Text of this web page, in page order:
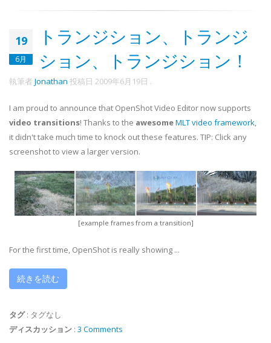
19
6月
トランジション、トランジ
ション、トランジション！
執筆者 Jonathan 投稿日 2009年6月19日 .
I am proud to announce that OpenShot Video Editor now supports
video transitions! Thanks to the awesomeMLT video framework,
it didn't take much time to knock out these features. TIP: Click any
screenshot to view a larger version.
[example frames from a transition]
For the first time, OpenShot is really showing ...
続きを読む
タグ: タグなし
ディスカッション : 3 Comments